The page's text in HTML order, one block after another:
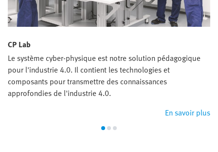
CP Lab
Le système cyber-physique est notre solution pédagogique
pour l'industrie 4.0. Il contient les technologies et
composants pour transmettre des connaissances
approfondies de l'industrie 4.0.
En savoir plus